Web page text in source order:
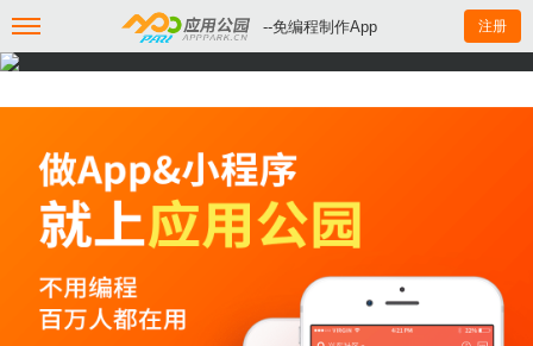
--免编程制作App 注册